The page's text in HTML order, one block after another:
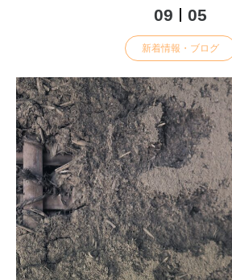
09 05
新着情報・ブログ